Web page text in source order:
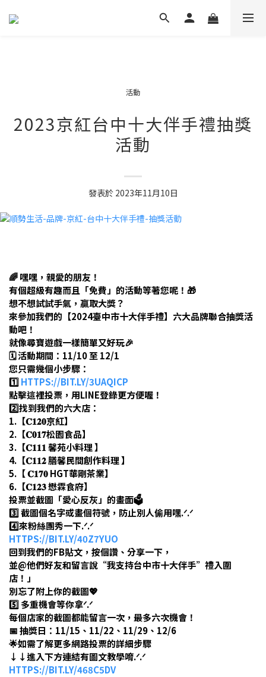
活動
2023京紅台中十大伴手禮抽獎
活動
發表於 2023年11月10日
🌈 嘿嘿，親愛的朋友！
有個超級有趣而且「免費」的活動等著您呢！🎁
想不想試試手氣，贏取大獎？
來參加我們的【2024臺中市十大伴手禮】六大品牌聯合抽獎活
動吧！
就像尋寶遊戲一樣簡單又好玩🎉
🗓️ 活動期間：11/10 至 12/1
您只需幾個小步驟：
1️⃣HTTPS://BIT.LY/3UAQICP
點擊這裡投票，用LINE登錄更方便喔！
2️⃣找到我們的六大店：
1.【𝐂𝟏𝟐𝟎京紅】
2.【𝐂𝟎𝟏𝟕松園食品】
3.【𝐂𝟏𝟏𝟏 馨苑小料理 】
4.【𝐂𝟏𝟏𝟐 膳馨民間創作料理 】
5.【 𝐂𝟏𝟕𝟎 HGT華剛茶業】
6.【𝐂𝟏𝟐𝟑 懋霖食府】
投票並截圖「愛心反灰」的畫面🗳️
3️⃣ 截圖個名字或畫個符號，防止別人偷用嘿.ᐟ.ᐟ
4️⃣來粉絲團秀一下.ᐟ.ᐟ
HTTPS://BIT.LY/40Z7YUO
回到我們的FB貼文，按個讚、分享一下，
並@他們好友和留言說“我支持台中市十大伴手”禮入圍
店！」
別忘了附上你的截圖💖
5️⃣ 多重機會等你拿ᐟ.ᐟ
每個店家的截圖都能留言一次，最多六次機會！
📅 抽獎日：11/15、11/22、11/29、12/6
🌟如需了解更多網路投票的詳細步驟
↓↓進入下方連結有圖文教學唷.ᐟ.ᐟ
HTTPS://BIT.LY/468C5DV